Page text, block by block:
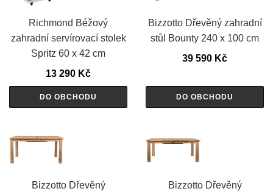
Richmond Béžový
zahradní servírovací stolek
Spritz 60 x 42 cm
13 290 Kč
DO OBCHODU
Bizzotto Dřevěný zahradní
stůl Bounty 240 x 100 cm
39 590 Kč
DO OBCHODU
Bizzotto Dřevěný
Bizzotto Dřevěný